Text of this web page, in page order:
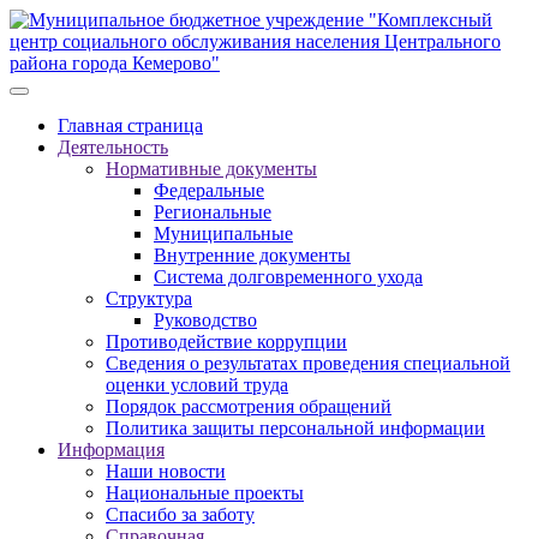
Главная страница
Деятельность
Нормативные документы
Федеральные
Региональные
Муниципальные
Внутренние документы
Система долговременного ухода
Структура
Руководство
Противодействие коррупции
Сведения о результатах проведения специальной
оценки условий труда
Порядок рассмотрения обращений
Политика защиты персональной информации
Информация
Наши новости
Национальные проекты
Спасибо за заботу